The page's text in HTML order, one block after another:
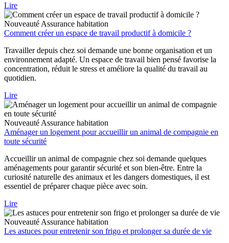
Lire
Nouveauté Assurance habitation
Comment créer un espace de travail productif à domicile ?
Travailler depuis chez soi demande une bonne organisation et un
environnement adapté. Un espace de travail bien pensé favorise la
concentration, réduit le stress et améliore la qualité du travail au
quotidien.
Lire
Nouveauté Assurance habitation
Aménager un logement pour accueillir un animal de compagnie en
toute sécurité
Accueillir un animal de compagnie chez soi demande quelques
aménagements pour garantir sécurité et son bien-être. Entre la
curiosité naturelle des animaux et les dangers domestiques, il est
essentiel de préparer chaque pièce avec soin.
Lire
Nouveauté Assurance habitation
Les astuces pour entretenir son frigo et prolonger sa durée de vie